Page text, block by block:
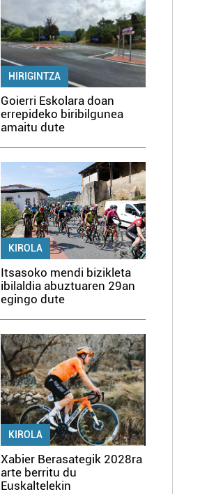
HIRIGINTZA
Goierri Eskolara doan
errepideko biribilgunea
amaitu dute
KIROLA
Itsasoko mendi bizikleta
ibilaldia abuztuaren 29an
egingo dute
KIROLA
Xabier Berasategik 2028ra
arte berritu du
Euskaltelekin